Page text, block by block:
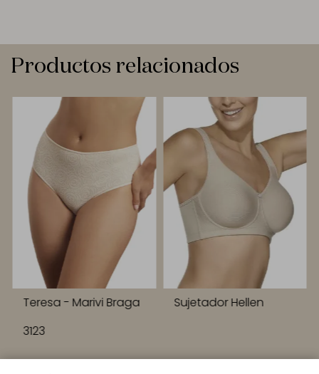
Productos relacionados
Teresa - Marivi Braga
3123
Sujetador Hellen